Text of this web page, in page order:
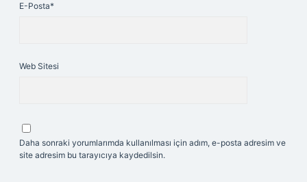
E-Posta*
Web Sitesi
Daha sonraki yorumlarımda kullanılması için adım, e-posta adresim ve
site adresim bu tarayıcıya kaydedilsin.